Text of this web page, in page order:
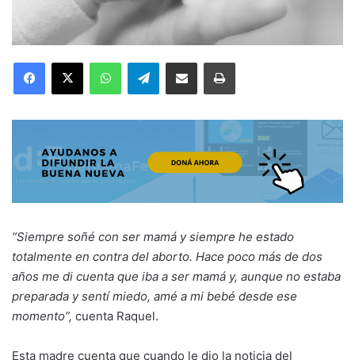
Telegram
“Siempre soñé con ser mamá y siempre he estado
totalmente en contra del aborto. Hace poco más de dos
años me di cuenta que iba a ser mamá y, aunque no estaba
preparada y sentí miedo, amé a mi bebé desde ese
momento”, cuenta Raquel.
Esta madre cuenta que cuando le dio la noticia del